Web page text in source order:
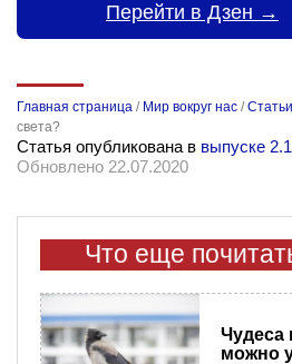
Перейти в Дзен →
Главная страница / Мир вокруг нас /Статьи
света?
Статья опубликована в выпуске
Обновлено 22.07.2020
Что еще
Чудеса
можно